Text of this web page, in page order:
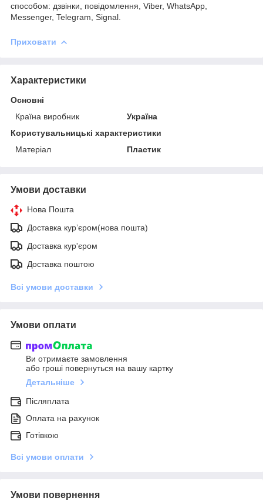
способом: дзвінки, повідомлення, Viber, WhatsApp,
Messenger, Telegram, Signal.
Приховати
Характеристики
Основні
Країна виробник
Україна
Користувальницькі характеристики
Матеріал
Пластик
Умови доставки
Нова Пошта
Доставка курʼєром(нова пошта)
Доставка кур'єром
Доставка поштою
Всі умови доставки
Умови оплати
Ви отримаєте замовлення
або гроші повернуться на вашу картку
Детальніше
Післяплата
Оплата на рахунок
Готівкою
Всі умови оплати
Умови повернення